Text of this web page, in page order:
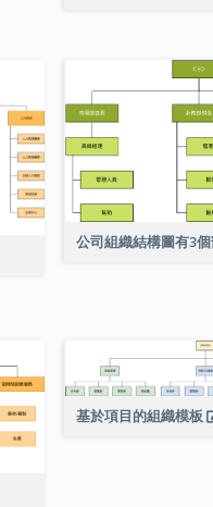
公司組織結構圖有3
基於項目的組織模板